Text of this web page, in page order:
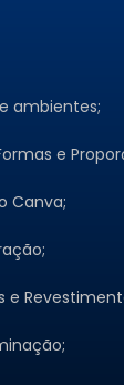
ambientes;
e
Canva;
e